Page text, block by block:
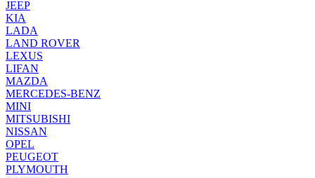
JEEP
KIA
LADA
LAND ROVER
LEXUS
LIFAN
MAZDA
MERCEDES-BENZ
MINI
MITSUBISHI
NISSAN
OPEL
PEUGEOT
PLYMOUTH